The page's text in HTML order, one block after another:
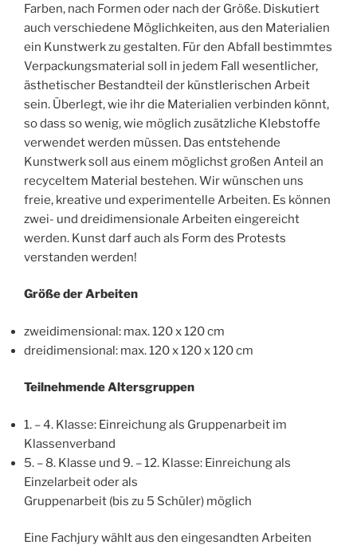
Farben, nach Formen oder nach der Größe. Diskutiert
auch verschiedene Möglichkeiten, aus den Materialien
ein Kunstwerk zu gestalten. Für den Abfall bestimmtes
Verpackungsmaterial soll in jedem Fall wesentlicher,
ästhetischer Bestandteil der künstlerischen Arbeit
sein. Überlegt, wie ihr die Materialien verbinden könnt,
so dass so wenig, wie möglich zusätzliche Klebstoffe
verwendet werden müssen. Das entstehende
Kunstwerk soll aus einem möglichst großen Anteil an
recyceltem Material bestehen. Wir wünschen uns
freie, kreative und experimentelle Arbeiten. Es können
zwei- und dreidimensionale Arbeiten eingereicht
werden. Kunst darf auch als Form des Protests
verstanden werden!
Größe der Arbeiten
zweidimensional: max. 120 x 120 cm
dreidimensional: max. 120 x 120 x 120 cm
Teilnehmende Altersgruppen
1. – 4. Klasse: Einreichung als Gruppenarbeit im
Klassenverband
5. – 8. Klasse und 9. – 12. Klasse: Einreichung als
Einzelarbeit oder als
Gruppenarbeit (bis zu 5 Schüler) möglich
Eine Fachjury wählt aus den eingesandten Arbeiten